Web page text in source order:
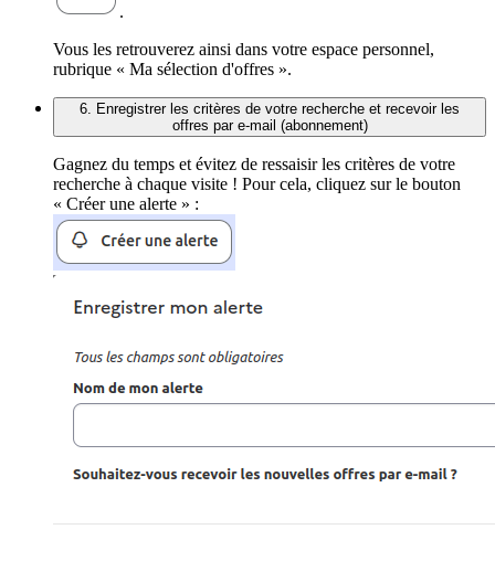
.
Vous les retrouverez ainsi dans votre espace personnel,
rubrique « Ma sélection d'offres ».
6. Enregistrer les critères de votre recherche et recevoir les
offres par e-mail (abonnement)
Gagnez du temps et évitez de ressaisir les critères de votre
recherche à chaque visite ! Pour cela, cliquez sur le bouton
« Créer une alerte » :